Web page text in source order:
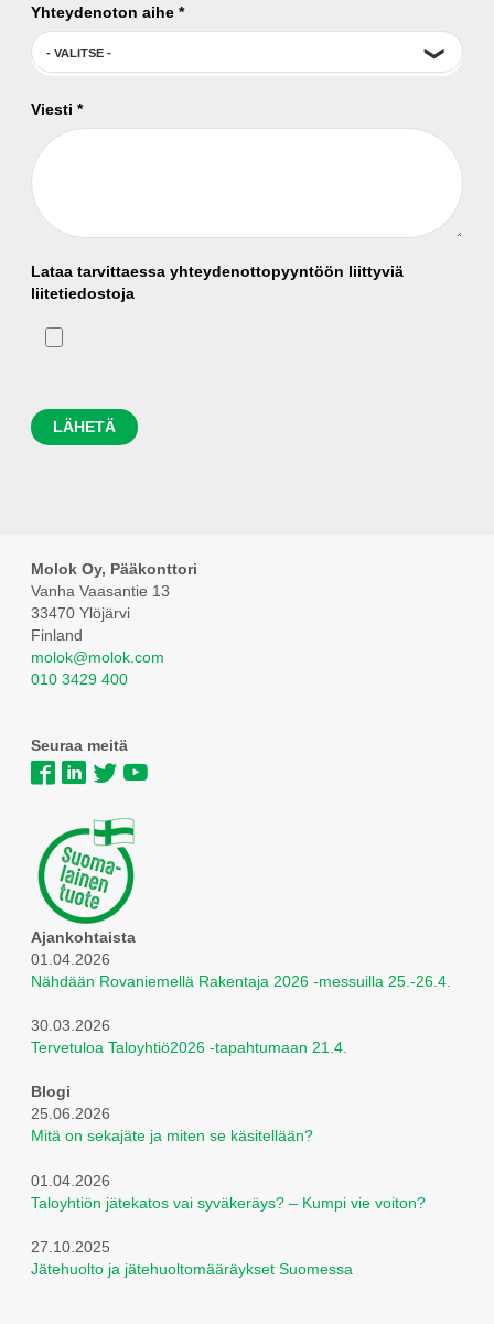
Yhteydenoton aihe *
Viesti *
Lataa tarvittaessa yhteydenottopyyntöön liittyviä
liitetiedostoja
Molok Oy, Pääkonttori
Vanha Vaasantie 13
33470 Ylöjärvi
Finland
molok@molok.com
010 3429 400
Seuraa meitä
Ajankohtaista
01.04.2026
Nähdään Rovaniemellä Rakentaja 2026 -messuilla 25.-26.4.
30.03.2026
Tervetuloa Taloyhtiö2026 -tapahtumaan 21.4.
Blogi
25.06.2026
Mitä on sekajäte ja miten se käsitellään?
01.04.2026
Taloyhtiön jätekatos vai syväkeräys? – Kumpi vie voiton?
27.10.2025
Jätehuolto ja jätehuoltomääräykset Suomessa